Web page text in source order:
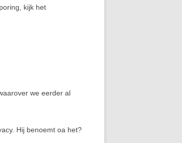
kijk het
we eerder al
Hij benoemt oa het?